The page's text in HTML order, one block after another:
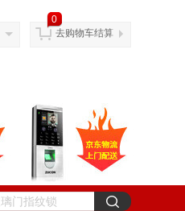
0
去购物车结算